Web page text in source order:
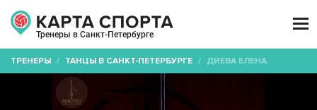
Тренеры в Санкт-Петербурге

ТРЕНЕРЫ / ТАНЦЫ В САНКТ-ПЕТЕРБУРГЕ / ДИЕВА ЕЛЕНА